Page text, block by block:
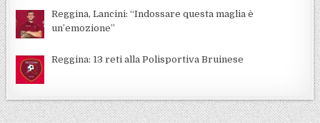
Reggina, Lancini: “Indossare questa maglia è
un’emozione”
Reggina: 13 reti alla Polisportiva Bruinese